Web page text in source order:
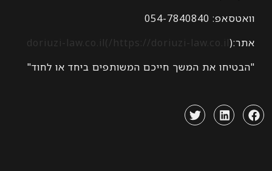
7840840
https://doriuzi-law.co.il/)doriuzi-law.co.il
את המשך חייכם המשותפים ביחד או לחוד"